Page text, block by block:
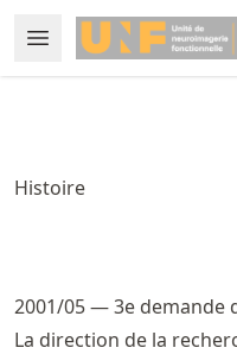
to
article
to
Open Menu
Made with MyST
Histoire
2001/05 — 3e demande
La direction de la